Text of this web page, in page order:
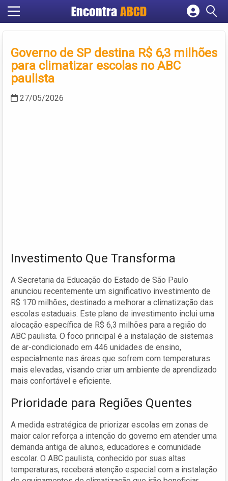
EncontraABCD
Cadastrar empresa
Criar conta
Governo de SP destina R$ 6,3 milhões
para climatizar escolas no ABC
paulista
27/05/2026
Investimento Que Transforma
A Secretaria da Educação do Estado de São Paulo
anunciou recentemente um significativo investimento de
R$ 170 milhões, destinado a melhorar a climatização das
escolas estaduais. Este plano de investimento inclui uma
alocação específica de R$ 6,3 milhões para a região do
ABC paulista. O foco principal é a instalação de sistemas
de ar-condicionado em 446 unidades de ensino,
especialmente nas áreas que sofrem com temperaturas
mais elevadas, visando criar um ambiente de aprendizado
mais confortável e eficiente.
Prioridade para Regiões Quentes
A medida estratégica de priorizar escolas em zonas de
maior calor reforça a intenção do governo em atender uma
demanda antiga de alunos, educadores e comunidade
escolar. O ABC paulista, conhecido por suas altas
temperaturas, receberá atenção especial com a instalação